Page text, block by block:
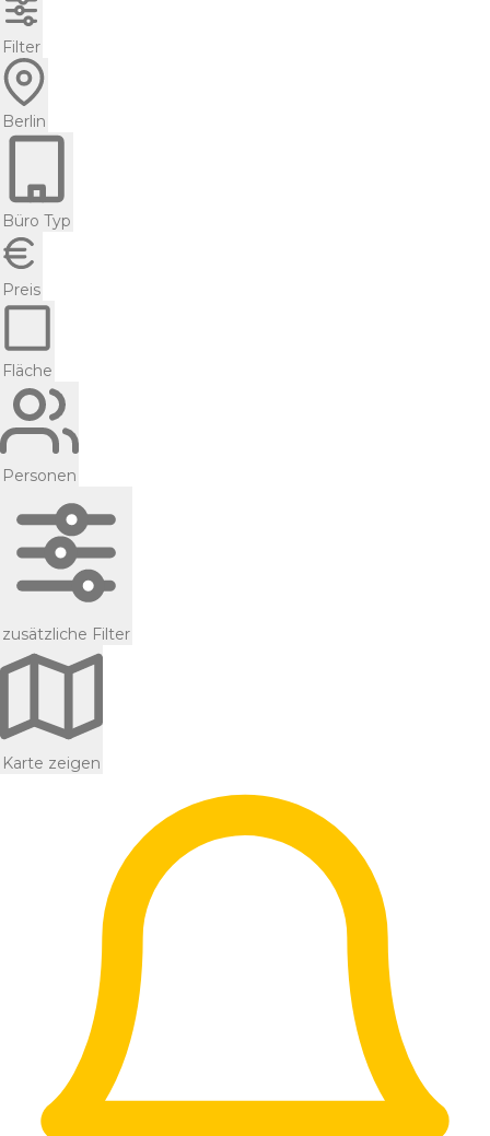
Filter
Berlin
Büro Typ
Preis
Fläche
Personen
zusätzliche Filter
Karte zeigen